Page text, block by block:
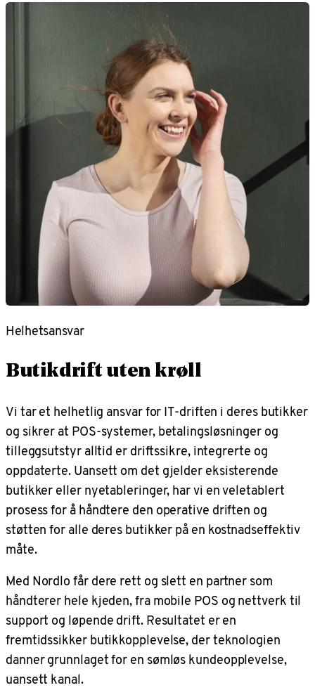
Helhetsansvar
Butikdrift uten krøll
Vi tar et helhetlig ansvar for IT-driften i deres butikker
og sikrer at POS-systemer, betalingsløsninger og
tilleggsutstyr alltid er driftssikre, integrerte og
oppdaterte. Uansett om det gjelder eksisterende
butikker eller nyetableringer, har vi en veletablert
prosess for å håndtere den operative driften og
støtten for alle deres butikker på en kostnadseffektiv
måte.
Med Nordlo får dere rett og slett en partner som
håndterer hele kjeden, fra mobile POS og nettverk til
support og løpende drift. Resultatet er en
fremtidssikker butikkopplevelse, der teknologien
danner grunnlaget for en sømløs kundeopplevelse,
uansett kanal.